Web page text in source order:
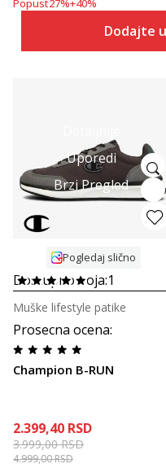
Popust27%+40%
Dodajte u
Uporedi
Brzi Pregled
Pogledaj slično
Dostupno boja:1
Prosecna ocena:
Champion B-RUN
Muške lifestyle patike
2.399,40 RSD
3.999,00RSD
4.999,00RSD